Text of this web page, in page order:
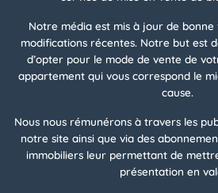
Notre média est mis à jour de
modifications récentes. Notre but est
d’opter pour le mode de vente de
appartement qui vous correspond le
cause.
Nous nous rémunérons à travers les
notre site ainsi que via des
immobiliers leur permettant de
présentation en